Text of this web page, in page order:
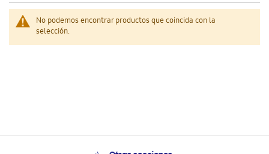
No podemos encontrar productos que coincida con la
selección.